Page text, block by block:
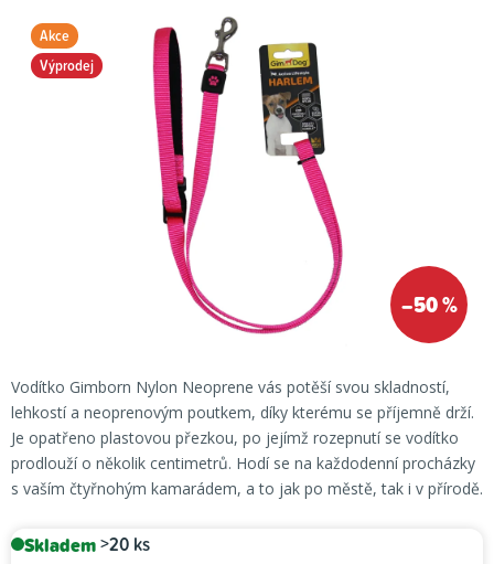
Vodítko Gimborn Nylon Neoprene vás potěší svou skladností,
lehkostí a neoprenovým poutkem, díky kterému se příjemně drží.
Je opatřeno plastovou přezkou, po jejímž rozepnutí se vodítko
prodlouží o několik centimetrů. Hodí se na každodenní procházky
s vaším čtyřnohým kamarádem, a to jak po městě, tak i v přírodě.
Skladem>20 ks
je
0,0
Akce
Výprodej
–50 %